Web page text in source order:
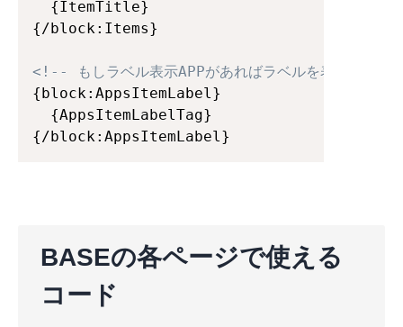
  {ItemTitle}
{/block:Items}
<!-- もしラベル表示APPがあればラベルを表示 -->
{block:AppsItemLabel}
  {AppsItemLabelTag}
{/block:AppsItemLabel}
BASEの各ページで使える
コード